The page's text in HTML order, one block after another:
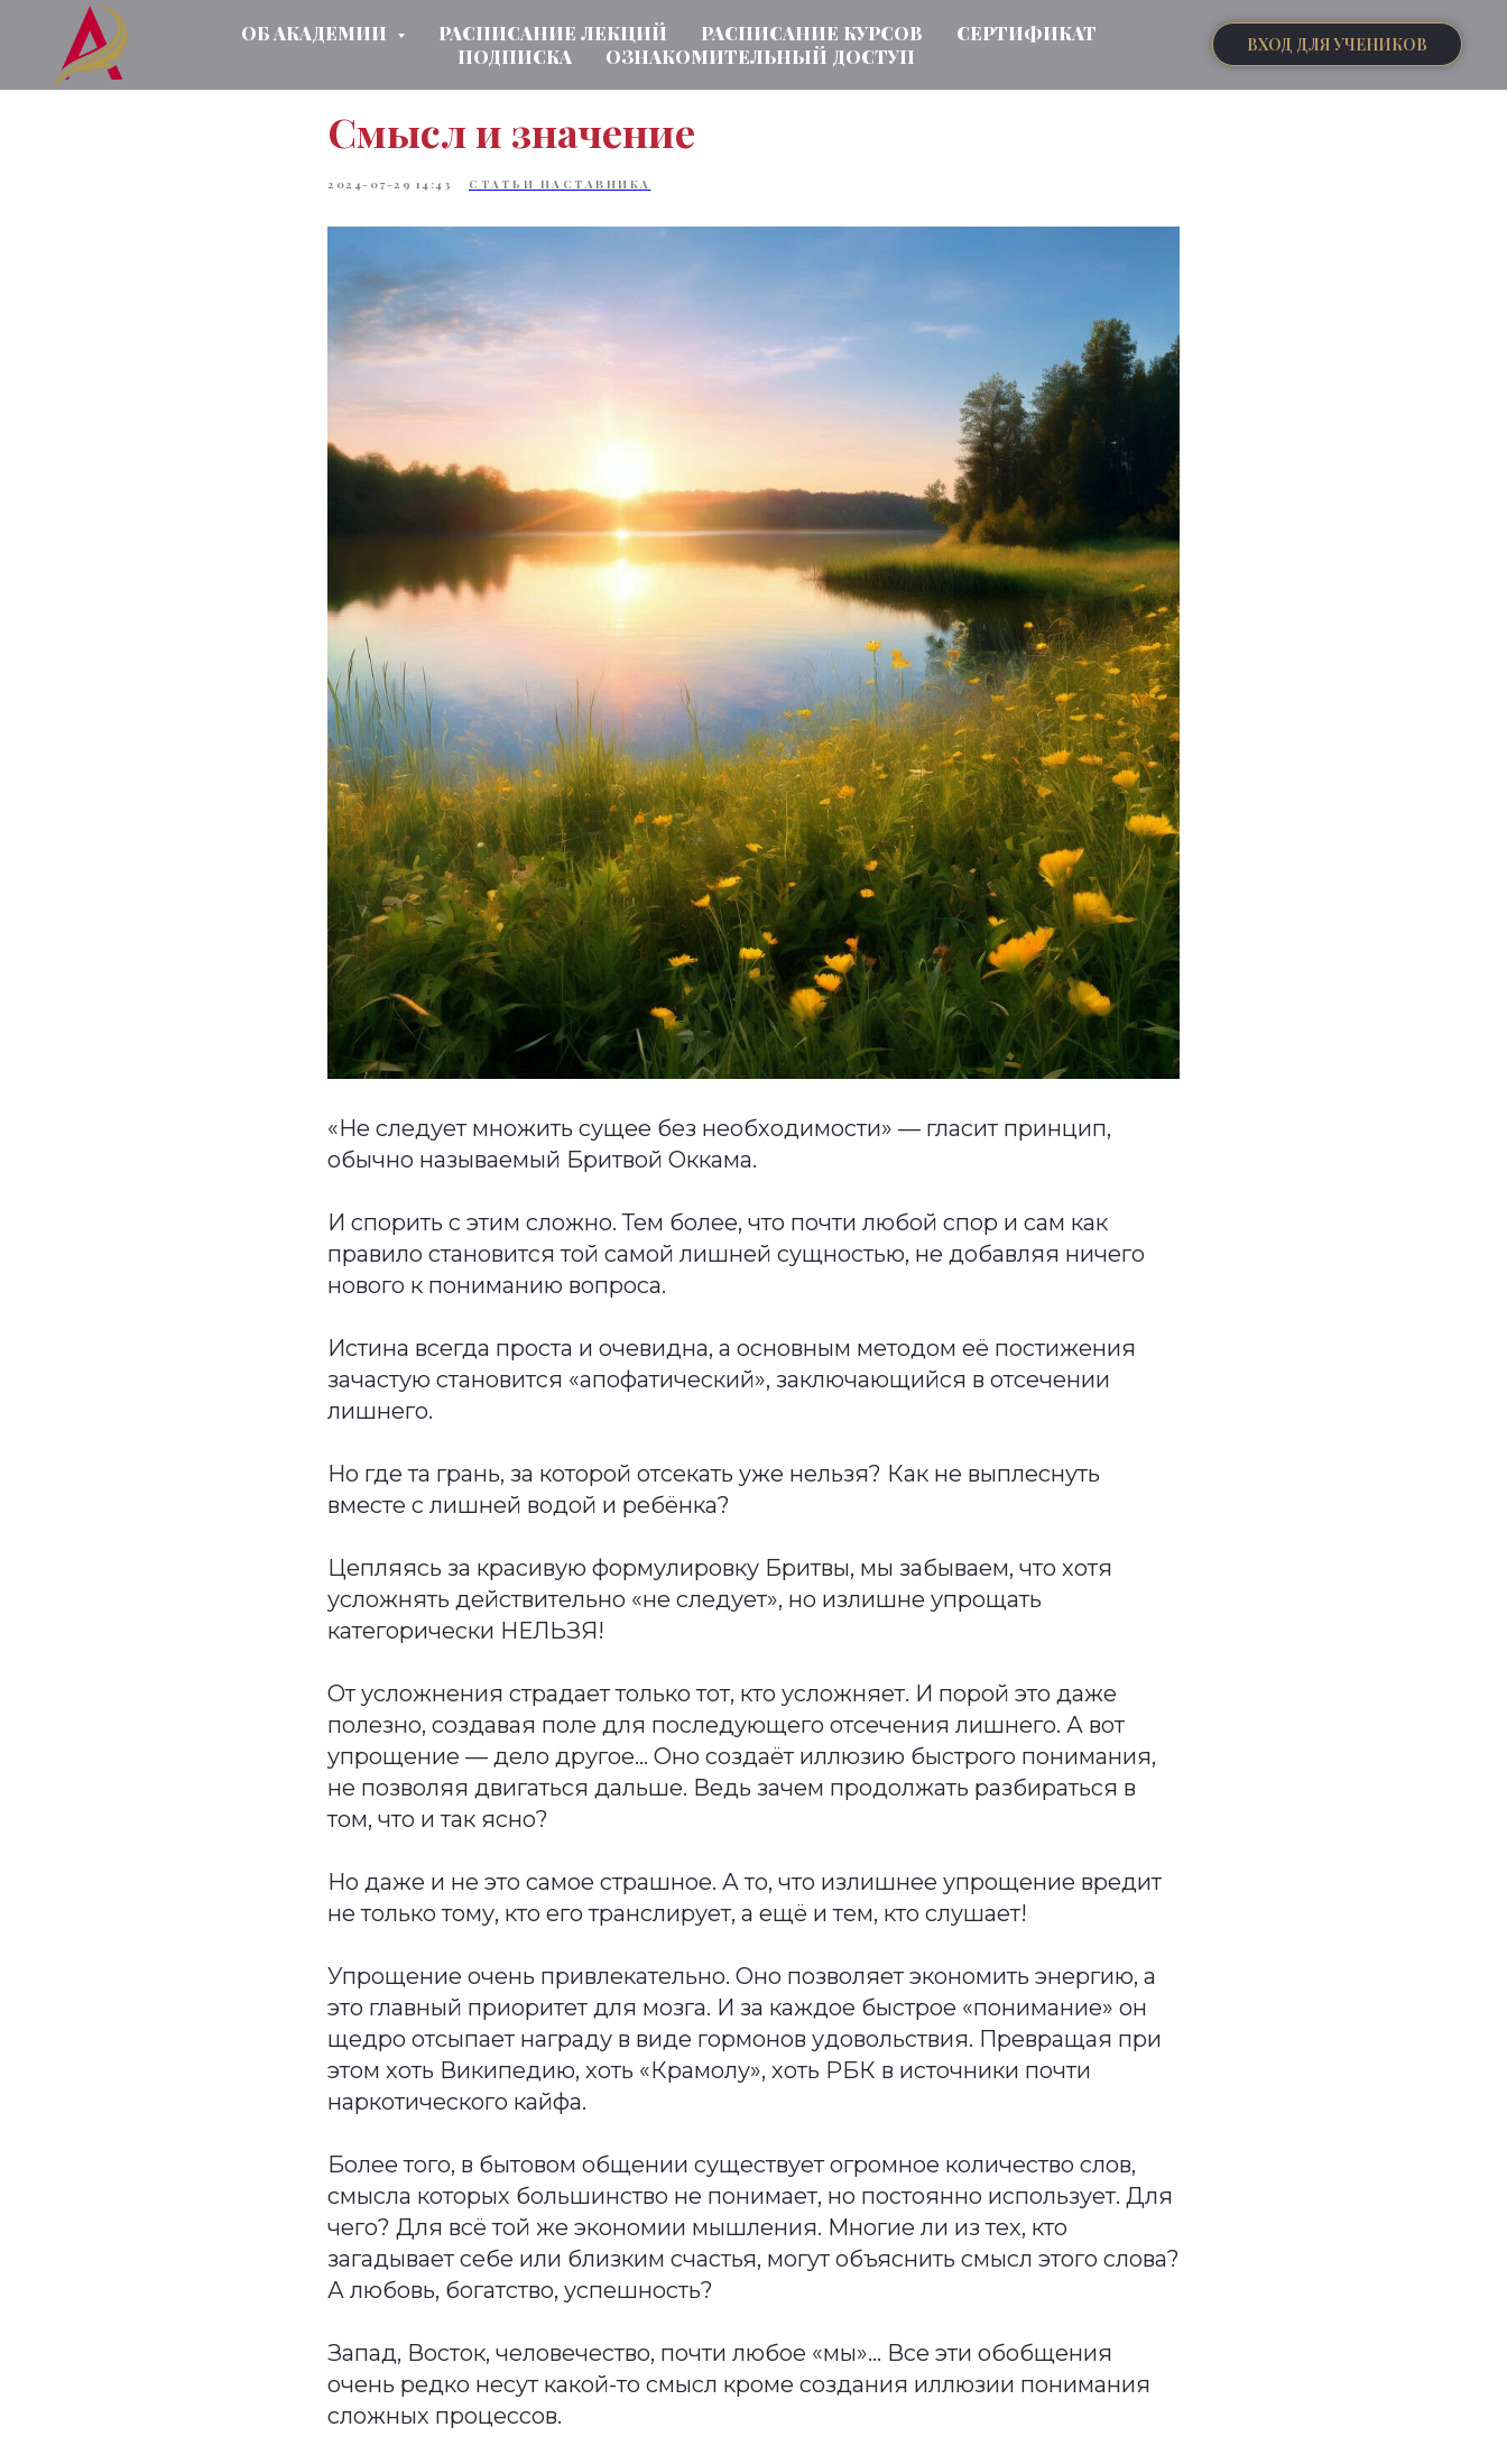
ОБ АКАДЕМИИ РАСПИСАНИЕ ЛЕКЦИЙ РАСПИСАНИЕ КУРСОВ
СЕРТИФИКАТ
ПОДПИСКА
ОЗНАКОМИТЕЛЬНЫЙ ДОСТУП
ВХОД ДЛЯ УЧЕНИКОВ
Смысл и значение
2024-07-29 14:43 СТАТЬИ НАСТАВНИКА
«Не следует множить сущее без необходимости» — гласит принцип,
обычно называемый Бритвой Оккама.
И спорить с этим сложно. Тем более, что почти любой спор и сам как
правило становится той самой лишней сущностью, не добавляя ничего
нового к пониманию вопроса.
Истина всегда проста и очевидна, а основным методом её постижения
зачастую становится «апофатический», заключающийся в отсечении
лишнего.
Но где та грань, за которой отсекать уже нельзя? Как не выплеснуть
вместе с лишней водой и ребёнка?
Цепляясь за красивую формулировку Бритвы, мы забываем, что хотя
усложнять действительно «не следует», но излишне упрощать
категорически НЕЛЬЗЯ!
От усложнения страдает только тот, кто усложняет. И порой это даже
полезно, создавая поле для последующего отсечения лишнего. А вот
упрощение — дело другое… Оно создаёт иллюзию быстрого понимания,
не позволяя двигаться дальше. Ведь зачем продолжать разбираться в
том, что и так ясно?
Но даже и не это самое страшное. А то, что излишнее упрощение вредит
не только тому, кто его транслирует, а ещё и тем, кто слушает!
Упрощение очень привлекательно. Оно позволяет экономить энергию, а
это главный приоритет для мозга. И за каждое быстрое «понимание» он
щедро отсыпает награду в виде гормонов удовольствия. Превращая при
этом хоть Википедию, хоть «Крамолу», хоть РБК в источники почти
наркотического кайфа.
Более того, в бытовом общении существует огромное количество слов,
смысла которых большинство не понимает, но постоянно использует. Для
чего? Для всё той же экономии мышления. Многие ли из тех, кто
загадывает себе или близким счастья, могут объяснить смысл этого слова?
А любовь, богатство, успешность?
Запад, Восток, человечество, почти любое «мы»… Все эти обобщения
очень редко несут какой-то смысл кроме создания иллюзии понимания
сложных процессов.